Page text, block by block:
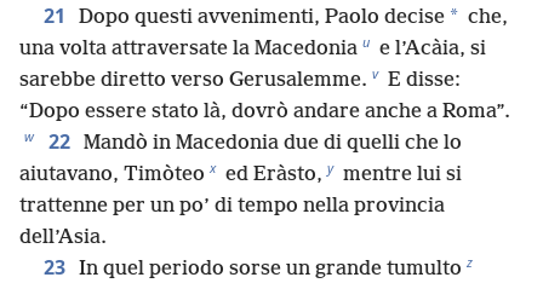
21 Dopo questi avvenimenti, Paolo decise * che,
una volta attraversate la Macedonia u e l’Acàia, si
sarebbe diretto verso Gerusalemme. v E disse:
“Dopo essere stato là, dovrò andare anche a Roma”.
w 22 Mandò in Macedonia due di quelli che lo
aiutavano, Timòteo x ed Eràsto, y mentre lui si
trattenne per un po’ di tempo nella provincia
dell’Asia.
23 In quel periodo sorse un grande tumulto z